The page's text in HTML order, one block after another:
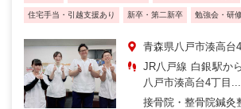
住宅手当・引越支援あり 新卒・第二新卒 勉強会・研
青森県八戸市湊高台
JR八戸線 白銀駅か
八戸市湊高台4丁目...
接骨院・整骨院鍼灸